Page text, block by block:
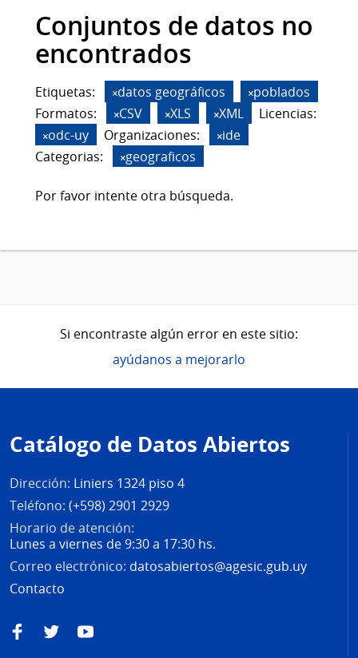
Conjuntos de datos no
encontrados
Etiquetas: datos geográficos
poblados
Formatos:
CSV XLS XML
Licencias:
odc-uy
Organizaciones:
ide
Categorias:
geograficos
Por favor intente otra búsqueda.
Si encontraste algún error en este sitio:
ayúdanos a mejorarlo
de
página
Catálogo de Datos Abiertos
Dirección: Liniers 1324 piso 4
Teléfono: (+598) 2901 2929
Horario de atención:
Lunes a viernes de 9:30 a 17:30 hs.
Correo electrónico: datosabiertos@agesic.gub.uy
Contacto
FacebookTwitterYouTube